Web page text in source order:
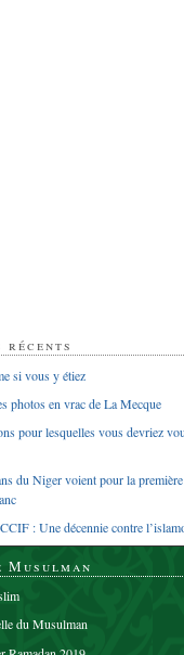
si vous y étiez
photos en vrac de La Mecque
pour lesquelles vous devriez
du Niger voient pour la
: Une décennie contre
Musulman
du Musulman